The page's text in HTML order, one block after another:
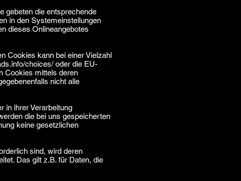
gebeten die entsprechende
in den Systemeinstellungen
dieses Onlineangebotes
Cookies kann bei einer Vielzahl
choices/oder die EU-
Cookies mittels deren
nicht alle
in ihrer Verarbeitung
die bei uns gespeicherten
keine gesetzlichen
sind, wird deren
Das gilt z.B. für Daten, die